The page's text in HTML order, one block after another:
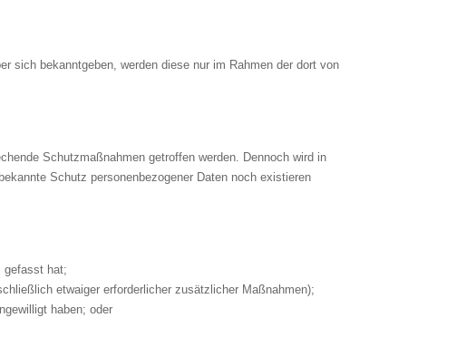
sich bekanntgeben, werden diese nur im Rahmen der dort von
Schutzmaßnahmen getroffen werden. Dennoch wird in
Schutz personenbezogener Daten noch existieren
gefasst hat;
etwaiger erforderlicher zusätzlicher Maßnahmen);
haben; oder